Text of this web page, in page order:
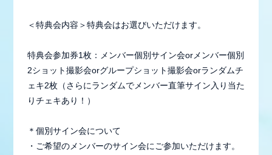
＜特典会内容＞特典会はお選びいただけます。
特典会参加券1枚：メンバー個別サイン会orメンバー個別
2ショット撮影会orグループショット撮影会orランダムチ
ェキ2枚（さらにランダムでメンバー直筆サイン入り当た
りチェキあり！）
＊個別サイン会について
・ご希望のメンバーのサイン会にご参加いただけます。